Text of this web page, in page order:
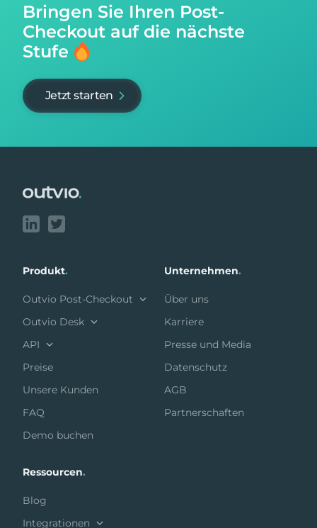
Bringen Sie Ihren Post-
Checkout auf die nächste
Stufe
Jetzt starten
Produkt.
Outvio Post-Checkout
Outvio Desk
API
Preise
Unsere Kunden
FAQ
Demo buchen
Unternehmen.
Über uns
Karriere
Presse und Media
Datenschutz
AGB
Partnerschaften
Ressourcen.
Blog
Integrationen